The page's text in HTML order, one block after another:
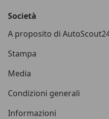
Società
A proposito di
Stampa
Media
Condizioni generali
Informazioni